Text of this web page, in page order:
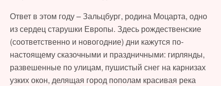
Ответ в этом году – Зальцбург, родина Моцарта, одно
из сердец старушки Европы. Здесь рождественские
(соответственно и новогодние) дни кажутся по-
настоящему сказочными и праздничными: гирлянды,
развешенные по улицам, пушистый снег на карнизах
узких окон, делящая город пополам красивая река